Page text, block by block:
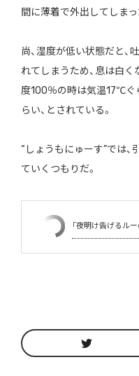
間に薄着で外出してしまっ
尚、湿度が低い状態だと
れてしまうため、息は白く
度100％の時は気温17℃ぐ
らい、とされている。
“しょうもにゅーす”では、
ていくつもりだ。
「夜明け告げるル